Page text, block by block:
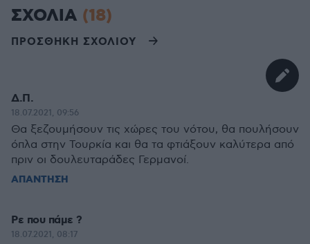
ΣΧΟΛΙΑ (18)
ΠΡΟΣΘΗΚΗ ΣΧΟΛΙΟΥ
Δ.Π.
18.07.2021, 09:56
Θα ξεζουμήσουν τις χώρες του νότου, θα πουλήσουν
όπλα στην Τουρκία και θα τα φτιάξουν καλύτερα από
πριν οι δουλευταράδες Γερμανοί.
ΑΠΑΝΤΗΣΗ
Ρε που πάμε ?
18.07.2021, 08:17